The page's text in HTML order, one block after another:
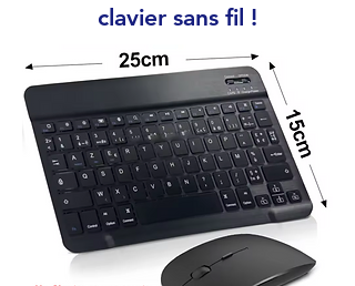
clavier sans fil !